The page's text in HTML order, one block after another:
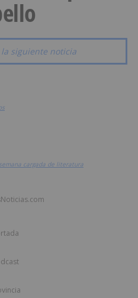
siguiente noticia
cargada de literatura